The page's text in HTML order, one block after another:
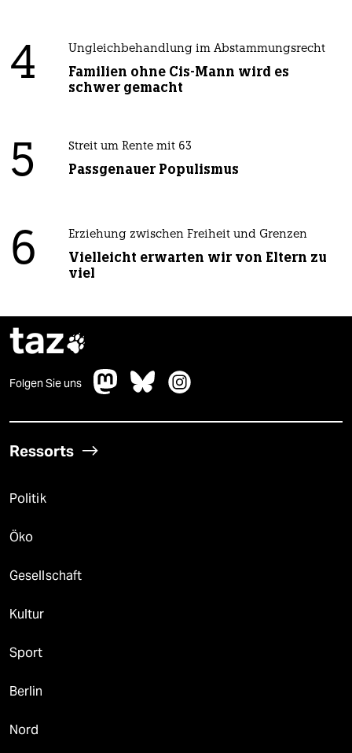
4 Ungleichbehandlung im Abstammungsrecht
Familien ohne Cis-Mann wird es
schwer gemacht
5 Streit um Rente mit 63
Passgenauer Populismus
6 Erziehung zwischen Freiheit und Grenzen
Vielleicht erwarten wir von Eltern zu
viel
taz
Folgen Sie uns
Ressorts
Politik
Öko
Gesellschaft
Kultur
Sport
Berlin
Nord